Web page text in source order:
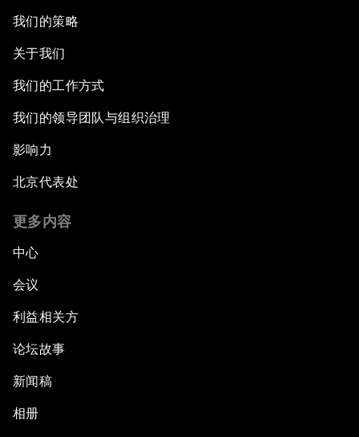
我们的策略
关于我们
我们的工作方式
我们的领导团队与组织治理
影响力
北京代表处
更多内容
中心
会议
利益相关方
论坛故事
新闻稿
相册